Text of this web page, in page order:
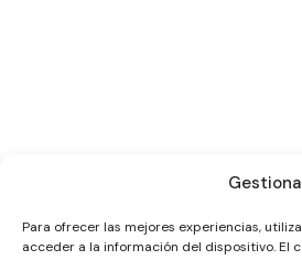
Para ofrecer las mejores experiencias,
acceder a la información del dispositivo. El